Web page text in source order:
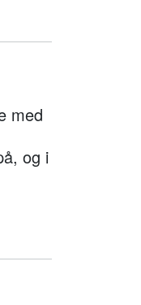
med
og i